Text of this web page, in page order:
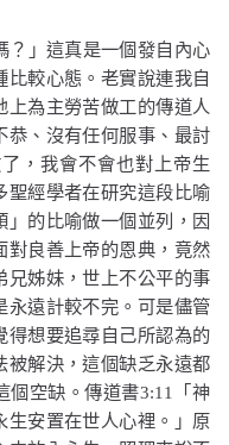
？」這真是一個發自內心
較心態。老實說連我自
上為主勞苦做工的傳道人
恭、沒有任何服事、最討
，我會不會也對上帝生
聖經學者在研究這段比喻
」的比喻做一個並列，因
對良善上帝的恩典，竟然
兄姊妹，世上不公平的事
永遠計較不完。可是儘管
得想要追尋自己所認為的
被解決，這個缺乏永遠都
個空缺。傳道書3:11 「神
生安置在世人心裡 。」原